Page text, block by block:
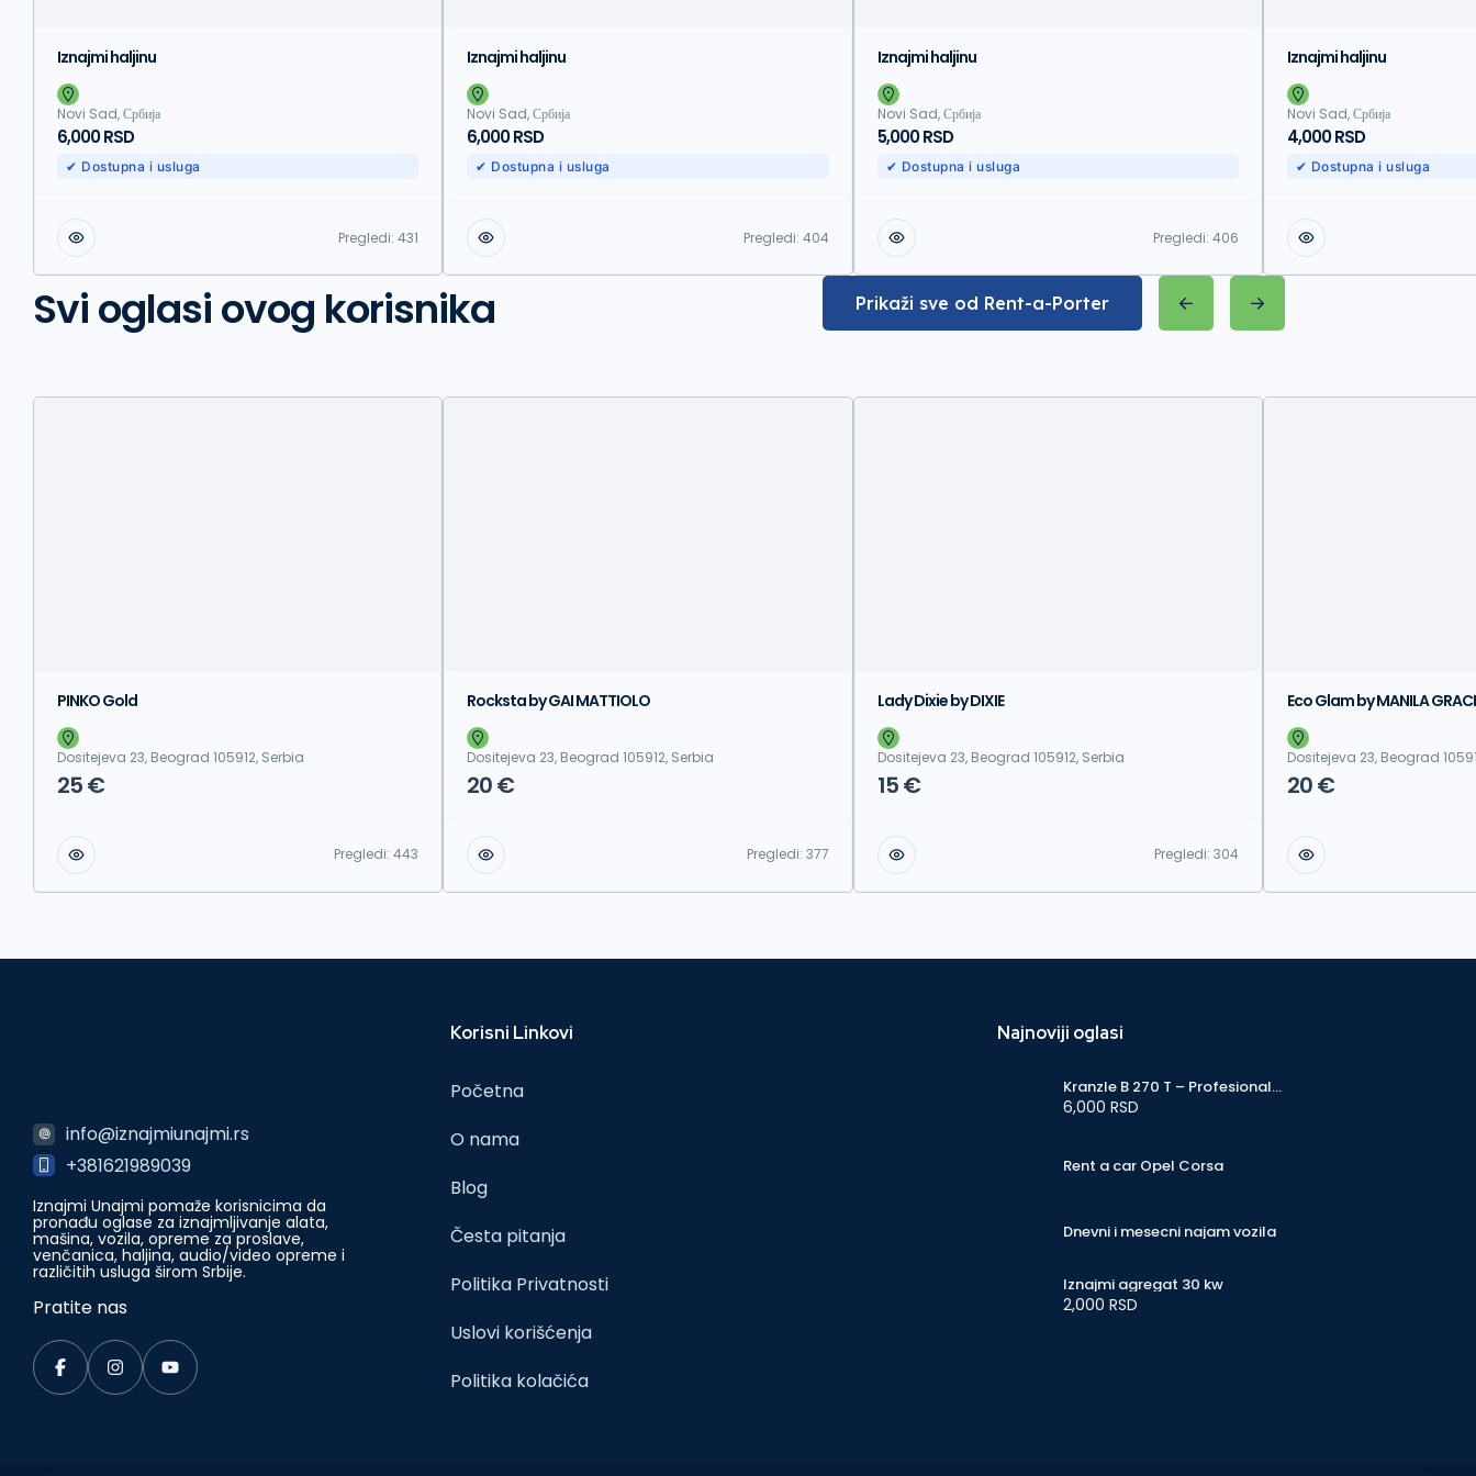
Iznajmi haljinu
Novi Sad, Србија
6,000 RSD
✔ Dostupna i usluga
Pregledi:431
Iznajmi haljinu
Novi Sad, Србија
6,000 RSD
✔ Dostupna i usluga
Pregledi: 404
Iznajmi haljinu
Novi Sad, Србија
5,000 RSD
✔ Dostupna i usluga
Pregledi: 406
Iznajmi haljinu
Novi Sad, Србија
4,000 RSD
✔ Dostupna i usluga
Svi oglasi ovog korisnika Prikaži sve od Rent-a-Porter
PINKO Gold
Dositejeva 23, Beograd 105912, Serbia
25 €
Pregledi:443
Rocksta by GAI MATTIOLO
Dositejeva 23, Beograd 105912, Serbia
20 €
Pregledi: 377
Lady Dixie by DIXIE
Dositejeva 23, Beograd 105912, Serbia
15 €
Pregledi: 304
Eco Glam by MANILA
Dositejeva 23, Beograd
20 €
info@iznajmiunajmi.rs
+381621989039
Iznajmi Unajmi pomaže korisnicima da
pronađu oglase za iznajmljivanje alata,
mašina, vozila, opreme za proslave,
venčanica, haljina, audio/video opreme i
različitih usluga širom Srbije.
Pratite nas
Korisni Linkovi
Početna
O nama
Blog
Česta pitanja
Politika Privatnosti
Uslovi korišćenja
Politika kolačića
Najnoviji oglasi
Kranzle B 270 T – Profesionalni
perač, puromat 270 bar
6,000 RSD
Rent a car Opel Corsa
Dnevni i mesecni najam vozila
Iznajmi agregat 30 kw
2,000 RSD